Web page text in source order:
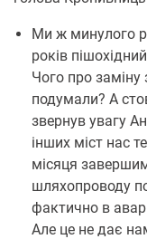
Ми ж минулого
років
Чого про заміну
подумали? А
звернув увагу
інших міст нас
місяця
шляхопроводу
фактично в
Але це не дає